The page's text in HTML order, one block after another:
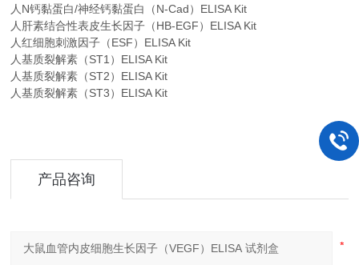
人N钙黏蛋白/神经钙黏蛋白（N-Cad）ELISA Kit
人肝素结合性表皮生长因子（HB-EGF）ELISA Kit
人红细胞刺激因子（ESF）ELISA Kit
人基质裂解素（ST1）ELISA Kit
人基质裂解素（ST2）ELISA Kit
人基质裂解素（ST3）ELISA Kit
产品咨询